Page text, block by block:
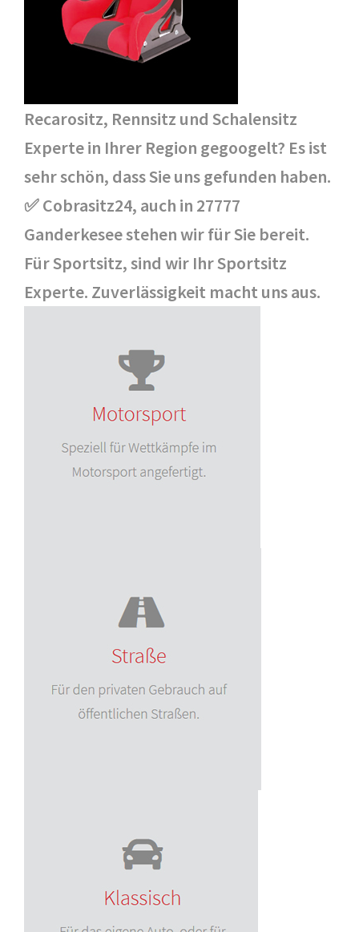
Recarositz, Rennsitz und Schalensitz
Experte in Ihrer Region gegoogelt? Es ist
sehr schön, dass Sie uns gefunden haben.
✅ Cobrasitz24, auch in 27777
Ganderkesee stehen wir für Sie bereit.
Für Sportsitz, sind wir Ihr Sportsitz
Experte. Zuverlässigkeit macht uns aus.